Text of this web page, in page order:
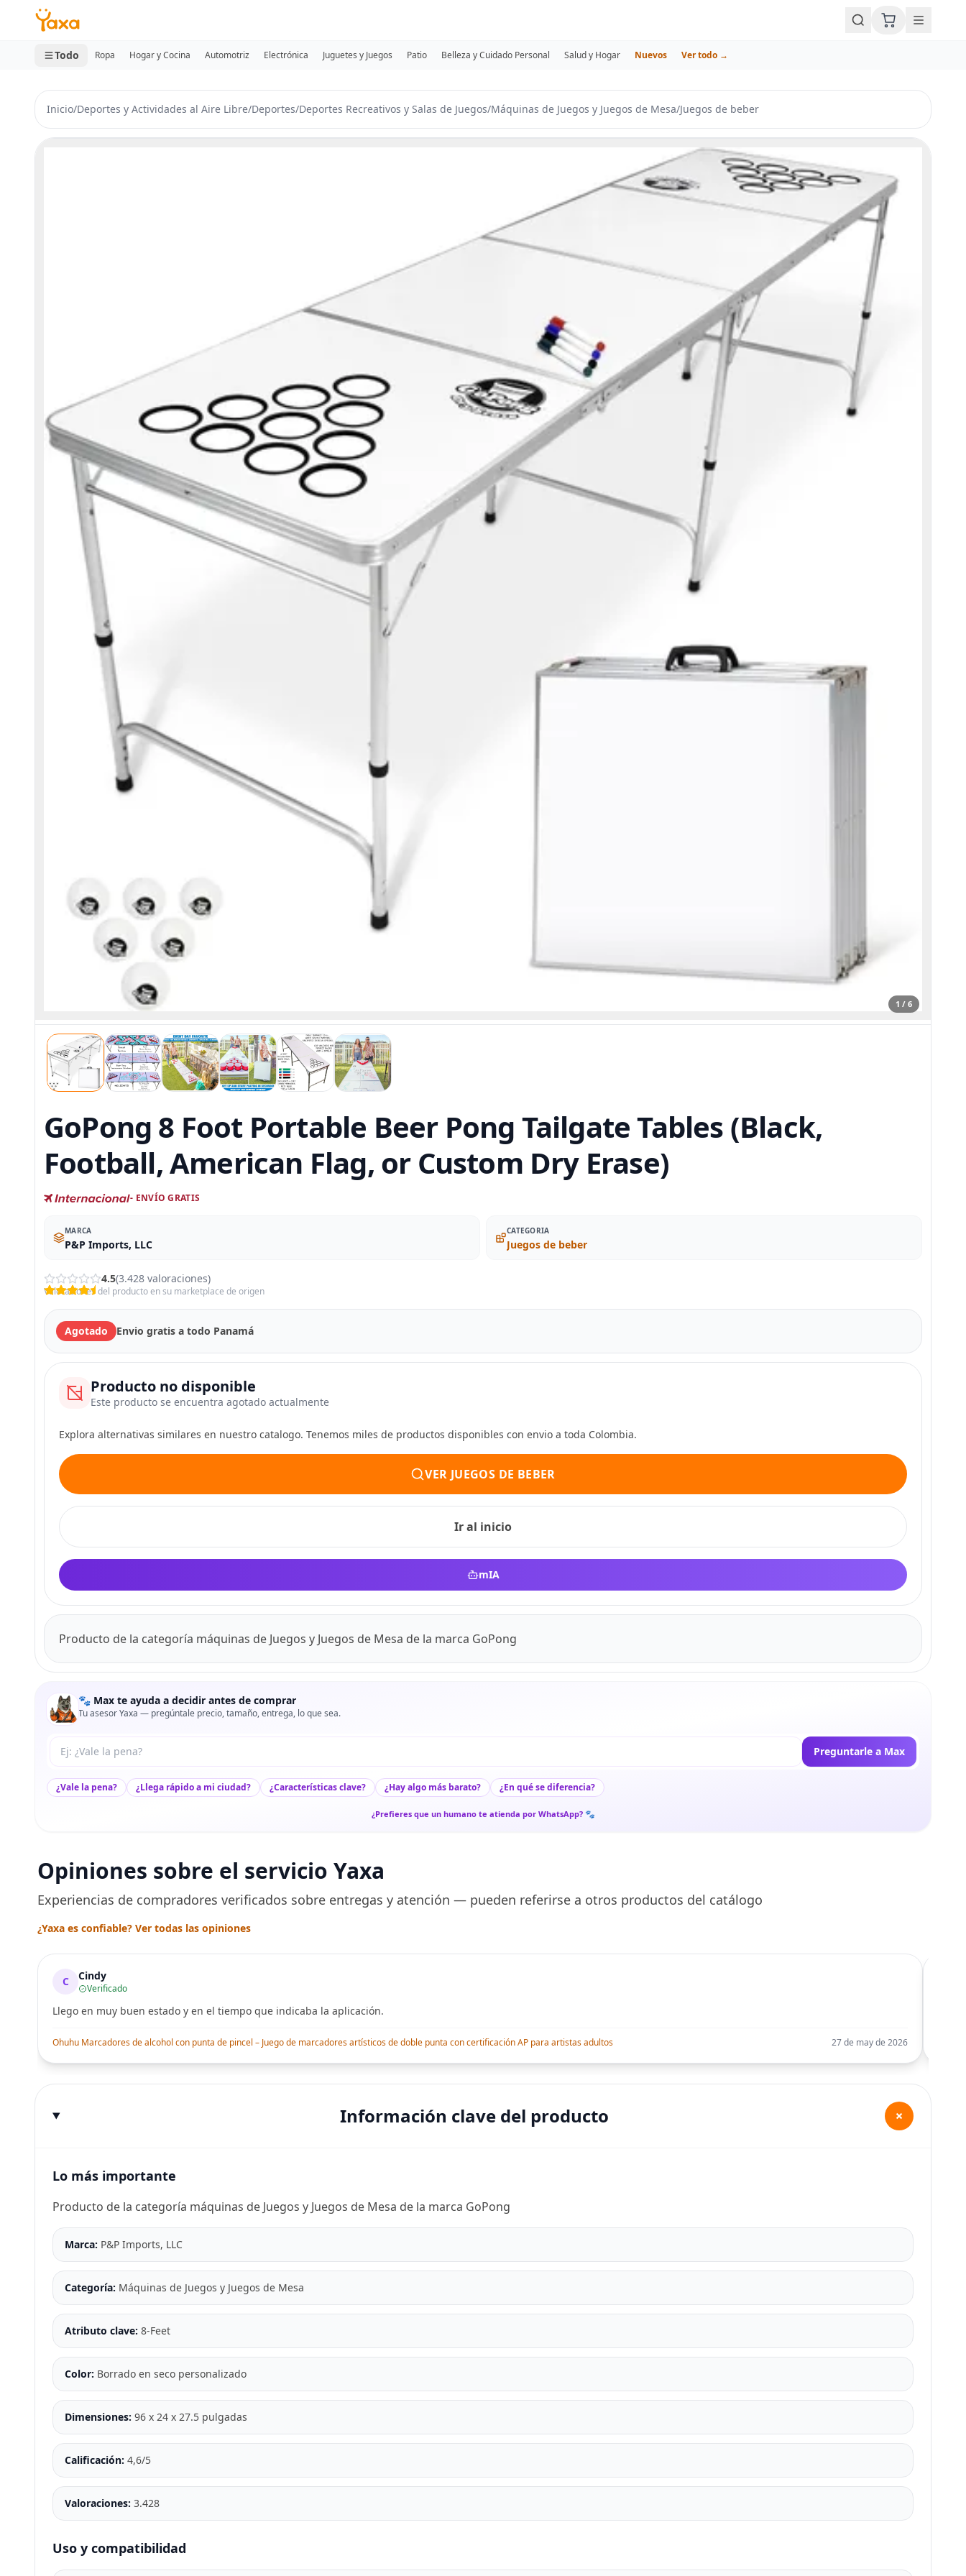
MINI CARRITO
0 productos
Todo Ropa Hogar y Cocina Automotriz Electrónica Juguetes y Juegos Patio Belleza y Cuidado Personal Salud y Hogar Nuevos Ver todo →
Inicio/Deportes y Actividades al Aire Libre/Deportes/Deportes Recreativos y Salas de Juegos/Máquinas de Juegos y Juegos de Mesa/Juegos de beber
1 / 6
GoPong 8 Foot Portable Beer Pong Tailgate Tables (Black,
Football, American Flag, or Custom Dry Erase)
- ENVÍO GRATIS
MARCA
‎P&P Imports, LLC
CATEGORIA
Juegos de beber
4.5(3.428 valoraciones)
Valoraciones del producto en su marketplace de origen
Agotado Envio gratis a todo Panamá
Producto no disponible
Este producto se encuentra agotado actualmente
Explora alternativas similares en nuestro catalogo. Tenemos miles de productos disponibles con envio a toda Colombia.
VER JUEGOS DE BEBER
Ir al inicio
mIA
Producto de la categoría máquinas de Juegos y Juegos de Mesa de la marca GoPong
🐾 Max te ayuda a decidir antes de comprar
Tu asesor Yaxa — pregúntale precio, tamaño, entrega, lo que sea.
Tu pregunta a Max Preguntarle a Max
¿Vale la pena? ¿Llega rápido a mi ciudad? ¿Características clave? ¿Hay algo más barato? ¿En qué se diferencia?
¿Prefieres que un humano te atienda por WhatsApp? 🐾
Opiniones sobre el servicio Yaxa
Experiencias de compradores verificados sobre entregas y atención — pueden referirse a otros productos del catálogo
¿Yaxa es confiable? Ver todas las opiniones
C Cindy
Verificado
Llego en muy buen estado y en el tiempo que indicaba la aplicación.
Ohuhu Marcadores de alcohol con punta de pincel – Juego de marcadores artísticos de doble punta con certificación AP para artistas adultos 27 de may de 2026
Información clave del producto +
Lo más importante
Producto de la categoría máquinas de Juegos y Juegos de Mesa de la marca GoPong
Marca: P&P Imports, LLC
Categoría: Máquinas de Juegos y Juegos de Mesa
Atributo clave: 8-Feet
Color: Borrado en seco personalizado
Dimensiones: 96 x 24 x 27.5 pulgadas
Calificación: 4,6/5
Valoraciones: 3.428
Uso y compatibilidad